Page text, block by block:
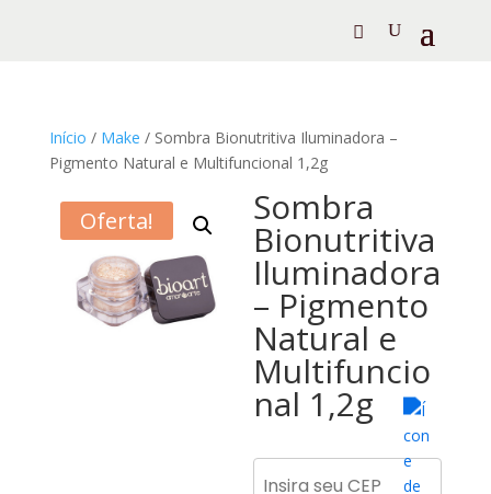
Início / Make / Sombra Bionutritiva Iluminadora –
Pigmento Natural e Multifuncional 1,2g
Oferta! Sombra
Bionutritiva
Iluminadora
– Pigmento
Natural e
Multifuncio
nal 1,2g